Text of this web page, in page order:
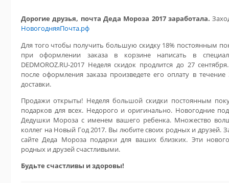
Дорогие друзья, почта Деда Мороза 2017 заработала.
НовогодняяПочта.рф
Для того чтобы получить большую скидку 18% постоянным
при оформлении заказа в корзине написать в
DEDMOROZ.RU-2017 Неделя скидок продлится до 27
после оформления заказа произведете его оплату в
доставки.
Продажи открыты! Неделя большой скидки постоянным
подарков для всех. Недорого и оригинально. Новогодние
Дедушки Мороза с именем вашего ребенка. Множество
коллег на Новый Год 2017. Вы любите своих родных и друзей.
сайте Деда Мороза подарки для ваших близких. Эти
родных и друзей счастливыми.
Будьте счастливы и здоровы!